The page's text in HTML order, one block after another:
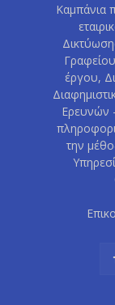
Καμπάνια
έργου,
Ερευνών
την